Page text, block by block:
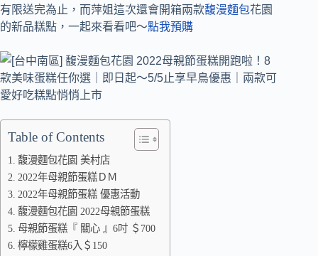
有限送完為止，而萍姐這次還會開箱兩款馥漫麵包花園
的新品糕點，一起來看看吧～點我預購
Table of Contents
馥漫麵包花園 美村店
2022年母親節蛋糕ＤＭ
2022年母親節蛋糕 優惠活動
馥漫麵包花園 2022母親節蛋糕
母親節蛋糕『 關心 』6吋 ＄700
檸檬雞蛋糕6入＄150